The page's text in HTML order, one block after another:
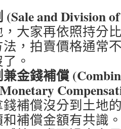
and Division
大家再依照持分
，拍賣價格通常
。
金錢補償
補償沒分到土地
補償金額有共識